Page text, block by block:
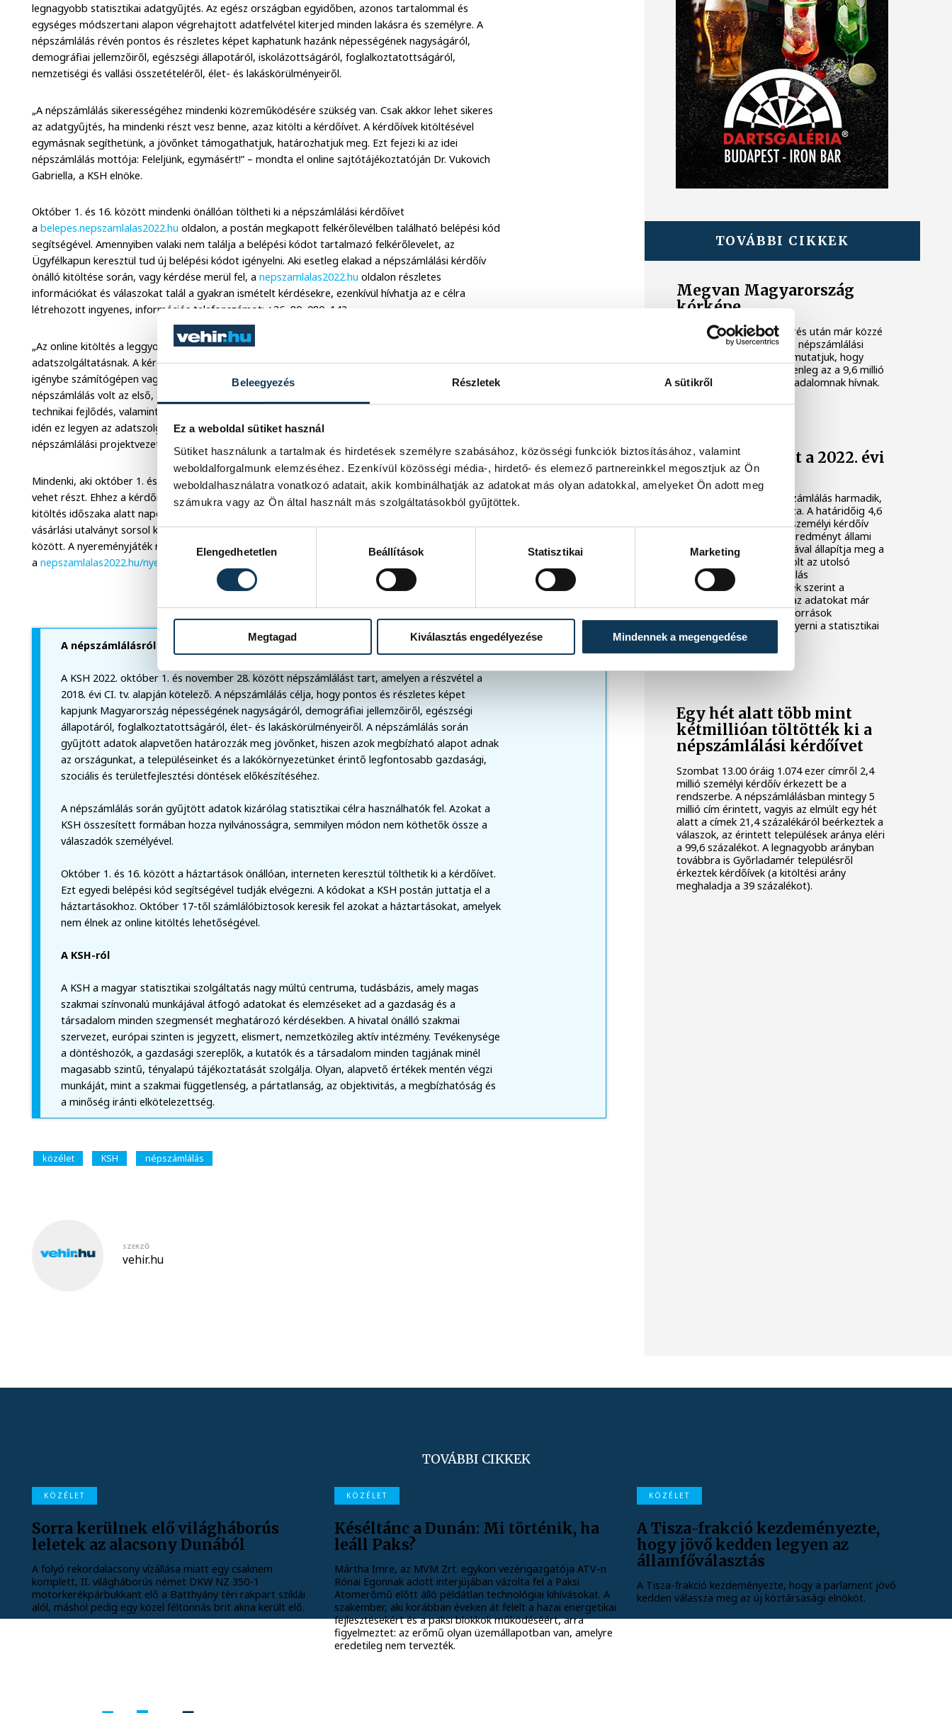
Beleegyezés Részletek A sütikről
Ez a weboldal sütiket használ
Sütiket használunk a tartalmak és hirdetések személyre szabásához, közösségi funkciók biztosításához, valamint
weboldalforgalmunk elemzéséhez. Ezenkívül közösségi média-, hirdető- és elemező partnereinkkel megosztjuk az Ön
weboldalhasználatra vonatkozó adatait, akik kombinálhatják az adatokat más olyan adatokkal, amelyeket Ön adott meg
számukra vagy az Ön által használt más szolgáltatásokból gyűjtöttek.
Hozzájárulás kiválasztása
Elengedhetetlen
Beállítások Statisztikai Marketing
Megtagad Kiválasztás engedélyezése Mindennek a megengedése
legnagyobb statisztikai adatgyűjtés. Az egész országban egyidőben, azonos tartalommal és
egységes módszertani alapon végrehajtott adatfelvétel kiterjed minden lakásra és személyre. A
népszámlálás révén pontos és részletes képet kaphatunk hazánk népességének nagyságáról,
demográfiai jellemzőiről, egészségi állapotáról, iskolázottságáról, foglalkoztatottságáról,
nemzetiségi és vallási összetételéről, élet- és lakáskörülményeiről.
„A népszámlálás sikerességéhez mindenki közreműködésére szükség van. Csak akkor lehet sikeres
az adatgyűjtés, ha mindenki részt vesz benne, azaz kitölti a kérdőívet. A kérdőívek kitöltésével
egymásnak segíthetünk, a jövőnket támogathatjuk, határozhatjuk meg. Ezt fejezi ki az idei
népszámlálás mottója: Feleljünk, egymásért!” – mondta el online sajtótájékoztatóján Dr. Vukovich
Gabriella, a KSH elnöke.
Október 1. és 16. között mindenki önállóan töltheti ki a népszámlálási kérdőívet
abelepes.nepszamlalas2022.hu oldalon, a postán megkapott felkérőlevélben található belépési kód
segítségével. Amennyiben valaki nem találja a belépési kódot tartalmazó felkérőlevelet, az
Ügyfélkapun keresztül tud új belépési kódot igényelni. Aki esetleg elakad a népszámlálási kérdőív
önálló kitöltése során, vagy kérdése merül fel, anepszamlalas2022.hu oldalon részletes
információkat és válaszokat talál a gyakran ismételt kérdésekre, ezenkívül hívhatja az e célra
létrehozott ingyenes, információs telefonszámot: +36–80–080–143.
„Az online kitöltés a leggyorsabb és legkényelmesebb módja az egyébként törvény szerint kötelező
adatszolgáltatásnak. A kérdőív megválaszolása egy átlagos család esetében körülbelül fél órát vesz
igénybe számítógépen vagy bármely, internetkapcsolattal rendelkező mobileszközön. A 2011-es
népszámlálás volt az első, amikor már lehetőség volt online válaszadásra is. Az azóta végbement
technikai fejlődés, valamint az okoseszközök és az internet mai elterjedtsége lehetővé teszi, hogy
idén ez legyen az adatszolgáltatás elsődleges módja” – hívta fel a figyelmet Kovács Marcell, a KSH
népszámlálási projektvezetője.
Mindenki, aki október 1. és 16. között online kitölti a népszámlálási kérdőívet, nyereményjátékban
vehet részt. Ehhez a kérdőív beküldésekor regisztrálni kell a nyereményjátékra. A KSH az online
kitöltés időszaka alatt naponta öt darab, egyenként százezer forint értékű, általános felhasználású
vásárlási utalványt sorsol ki a kérdőívet kitöltő és a nyereményjátékra regisztráló háztartások
között. A nyereményjáték részletes szabályzata elérhető
anepszamlalas2022.hu/nyeremenyjatek
A népszámlálásról
A KSH 2022. október 1. és november 28. között népszámlálást tart, amelyen a részvétel a
2018. évi CI. tv. alapján kötelező. A népszámlálás célja, hogy pontos és részletes képet
kapjunk Magyarország népességének nagyságáról, demográfiai jellemzőiről, egészségi
állapotáról, foglalkoztatottságáról, élet- és lakáskörülményeiről. A népszámlálás során
gyűjtött adatok alapvetően határozzák meg jövőnket, hiszen azok megbízható alapot adnak
az országunkat, a településeinket és a lakókörnyezetünket érintő legfontosabb gazdasági,
szociális és területfejlesztési döntések előkészítéséhez.
A népszámlálás során gyűjtött adatok kizárólag statisztikai célra használhatók fel. Azokat a
KSH összesített formában hozza nyilvánosságra, semmilyen módon nem köthetők össze a
válaszadók személyével.
Október 1. és 16. között a háztartások önállóan, interneten keresztül tölthetik ki a kérdőívet.
Ezt egyedi belépési kód segítségével tudják elvégezni. A kódokat a KSH postán juttatja el a
háztartásokhoz. Október 17-től számlálóbiztosok keresik fel azokat a háztartásokat, amelyek
nem élnek az online kitöltés lehetőségével.
A KSH-ról
A KSH a magyar statisztikai szolgáltatás nagy múltú centruma, tudásbázis, amely magas
szakmai színvonalú munkájával átfogó adatokat és elemzéseket ad a gazdaság és a
társadalom minden szegmensét meghatározó kérdésekben. A hivatal önálló szakmai
szervezet, európai szinten is jegyzett, elismert, nemzetközileg aktív intézmény. Tevékenysége
a döntéshozók, a gazdasági szereplők, a kutatók és a társadalom minden tagjának minél
magasabb szintű, tényalapú tájékoztatását szolgálja. Olyan, alapvető értékek mentén végzi
munkáját, mint a szakmai függetlenség, a pártatlanság, az objektivitás, a megbízhatóság és
a minőség iránti elkötelezettség.
közélet KSH népszámlálás
SZERZŐ
vehir.hu
TOVÁBBI CIKKEK
Megvan Magyarország
kórképe
Alig tíz hónappal a felmérés után már közzé
is tette a KSH a részletes népszámlálási
adatokat. Cikkünkben bemutatjuk, hogy
milyen helyzetben van jelenleg az a 9,6 millió
ember, amit magyar társadalomnak hívnak.
Sikeresen zárult a 2022. évi
népszámlálás
Lezárult a 2022. évi népszámlálás harmadik,
és egyben utolsó szakasza. A határidőig 4,6
millió lakás- és 9,2 millió személyi kérdőív
érkezett be, a végleges eredményt állami
adatbázisok felhasználásával állapítja meg a
KSH. Várhatóan az idei volt az utolsó
hagyományos népszámlálás
Magyarországon. A tervek szerint a
következő összeíráshoz az adatokat már
kizárólag adminisztratív források
feldolgozásából fogja kinyerni a statisztikai
hivatal.
Egy hét alatt több mint
kétmillióan töltötték ki a
népszámlálási kérdőívet
Szombat 13.00 óráig 1.074 ezer címről 2,4
millió személyi kérdőív érkezett be a
rendszerbe. A népszámlálásban mintegy 5
millió cím érintett, vagyis az elmúlt egy hét
alatt a címek 21,4 százalékáról beérkeztek a
válaszok, az érintett települések aránya eléri
a 99,6 százalékot. A legnagyobb arányban
továbbra is Győrladamér településről
érkeztek kérdőívek (a kitöltési arány
meghaladja a 39 százalékot).
TOVÁBBI CIKKEK
KÖZÉLET
Sorra kerülnek elő világháborús
leletek az alacsony Dunából
A folyó rekordalacsony vízállása miatt egy csaknem
komplett, II. világháborús német DKW NZ 350-1
motorkerékpárbukkant elő a Batthyány téri rakpart sziklái
alól, máshol pedig egy közel féltonnás brit akna került elő.
KÖZÉLET
Késéltánc a Dunán: Mi történik, ha
leáll Paks?
Mártha Imre, az MVM Zrt. egykori vezérigazgatója ATV-n
Rónai Egonnak adott interjújában vázolta fel a Paksi
Atomerőmű előtt álló példátlan technológiai kihívásokat. A
szakember, aki korábban éveken át felelt a hazai energetikai
fejlesztésekért és a paksi blokkok működéséért, arra
figyelmeztet: az erőmű olyan üzemállapotban van, amelyre
eredetileg nem tervezték.
KÖZÉLET
A Tisza-frakció kezdeményezte,
hogy jövő kedden legyen az
államfőválasztás
A Tisza-frakció kezdeményezte, hogy a parlament jövő
kedden válassza meg az új köztársasági elnököt.